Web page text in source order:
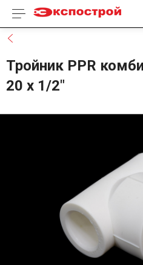
Каталог товаров
Тройник PPR
20 х 1/2"